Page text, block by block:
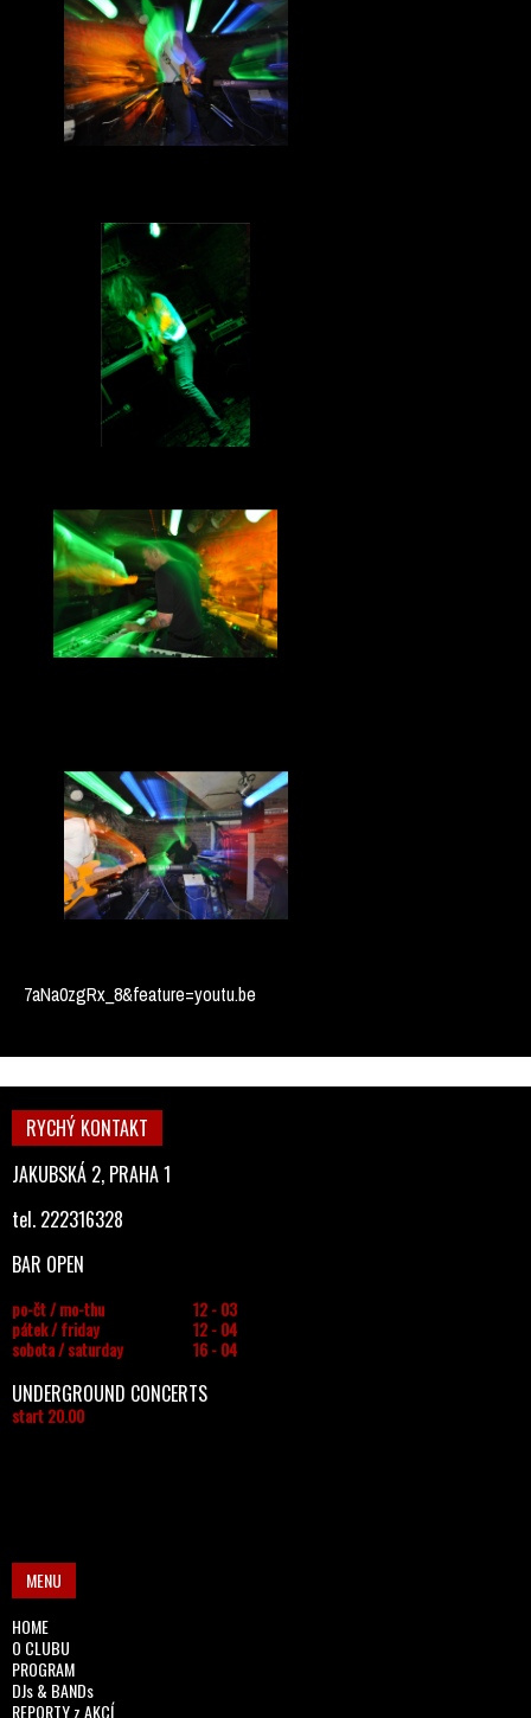
7aNa0zgRx_8&feature=youtu.be
RYCHÝ KONTAKT
JAKUBSKÁ 2, PRAHA 1
tel. 222316328
BAR OPEN
po-čt / mo-thu
12 - 03
pátek / friday
12 - 04
sobota / saturday
16 - 04
UNDERGROUND CONCERTS
start 20.00
MENU
HOME
O CLUBU
PROGRAM
DJs & BANDs
REPORTY z AKCÍ